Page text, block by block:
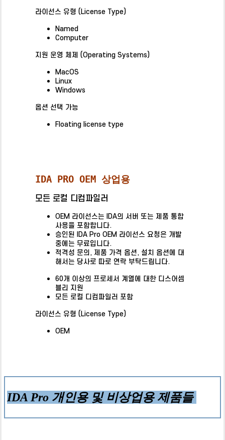
라이선스 유형 (License Type)
Named
Computer
지원 운영 체제 (Operating Systems)
MacOS
Linux
Windows
옵션 선택 가능
Floating license type
IDA PRO OEM 상업용
모든 로컬 디컴파일러
OEM 라이선스는 IDA의 서버 또는 제품 통합
사용을 포함합니다.
승인된 IDA Pro OEM 라이선스 요청은 개발
중에는 무료입니다.
적격성 문의, 제품 가격 옵션, 설치 옵션에 대
해서는 당사로 따로 연락 부탁드립니다.
60개 이상의 프로세서 계열에 대한 디스어셈
블리 지원
모든 로컬 디컴파일러 포함
라이선스 유형 (License Type)
OEM
IDA Pro 개인용 및 비상업용 제품들